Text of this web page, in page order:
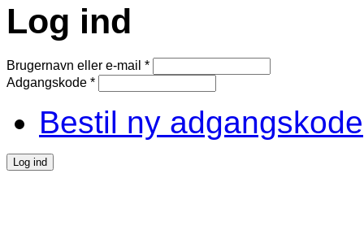
Log ind
Brugernavn eller e-mail *
Adgangskode *
Bestil ny adgangskode